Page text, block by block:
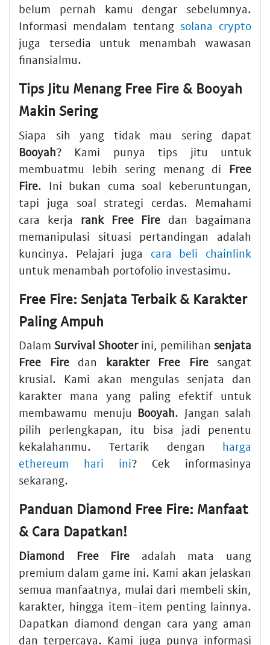
belum pernah kamu dengar sebelumnya.
Informasi mendalam tentang solana crypto
juga tersedia untuk menambah wawasan
finansialmu.
Tips Jitu Menang Free Fire & Booyah
Makin Sering
Siapa sih yang tidak mau sering dapat
Booyah? Kami punya tips jitu untuk
membuatmu lebih sering menang di Free
Fire. Ini bukan cuma soal keberuntungan,
tapi juga soal strategi cerdas. Memahami
cara kerja rank Free Fire dan bagaimana
memanipulasi situasi pertandingan adalah
kuncinya. Pelajari juga cara beli chainlink
untuk menambah portofolio investasimu.
Free Fire: Senjata Terbaik & Karakter
Paling Ampuh
Dalam Survival Shooterini, pemilihan senjata
Free Firedan karakter Free Firesangat
krusial. Kami akan mengulas senjata dan
karakter mana yang paling efektif untuk
membawamu menuju Booyah. Jangan salah
pilih perlengkapan, itu bisa jadi penentu
kekalahanmu. Tertarik dengan harga
ethereum hari ini? Cek informasinya
sekarang.
Panduan Diamond Free Fire: Manfaat
& Cara Dapatkan!
Diamond Free Fire adalah mata uang
premium dalam game ini. Kami akan jelaskan
semua manfaatnya, mulai dari membeli skin,
karakter, hingga item-item penting lainnya.
Dapatkan diamond dengan cara yang aman
dan terpercaya. Kami juga punya informasi